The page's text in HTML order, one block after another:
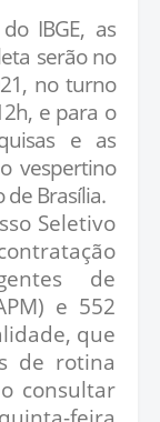
IBGE, as
serão no
no turno
e para o
e as
vespertino
de Brasília.
Seletivo
de
e 552
que
de rotina
consultar